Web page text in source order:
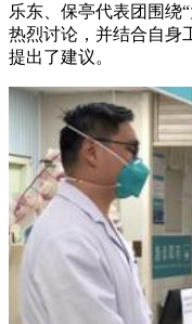
乐东、保亭代表团围绕
热烈讨论，并结合自身
提出了建议。